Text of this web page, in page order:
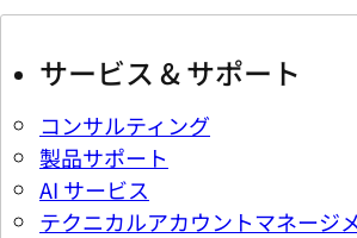
サービス & サポート
コンサルティング
製品サポート
AI サービス
テクニカルアカウントマネージ